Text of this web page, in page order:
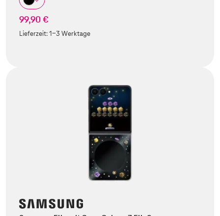
99,90 €
Lieferzeit:1-3 Werktage